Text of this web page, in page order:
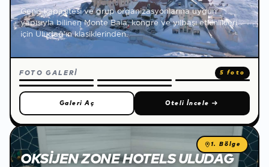
Geniş kapasitesi ve grup organizasyonlarına uygun
yapısıyla bilinen Monte Baia, kongre ve yılbaşı etkinlikleri
için Uludağ'ın klasiklerinden.
FOTO GALERİ 5 foto
Galeri Aç Oteli İncele →
1. Bölge
OKSIJEN ZONE HOTELS ULUDAĞ